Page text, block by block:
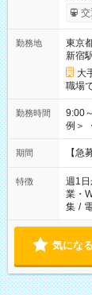
交
勤務地
東京
新宿
大
職場
勤務時間
9:00～18:00
例＞
・13
期間 【
特徴 週1
業・
集 /
気にな